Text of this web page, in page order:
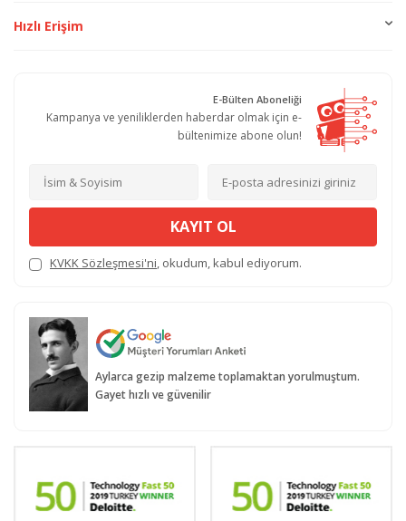
Hızlı Erişim
E-Bülten Aboneliği
Kampanya ve yeniliklerden haberdar olmak için e-
bültenimize abone olun!
KAYIT OL
KVKK Sözleşmesi'ni, okudum, kabul ediyorum.
Aylarca gezip malzeme toplamaktan yorulmuştum.
Gayet hızlı ve güvenilir